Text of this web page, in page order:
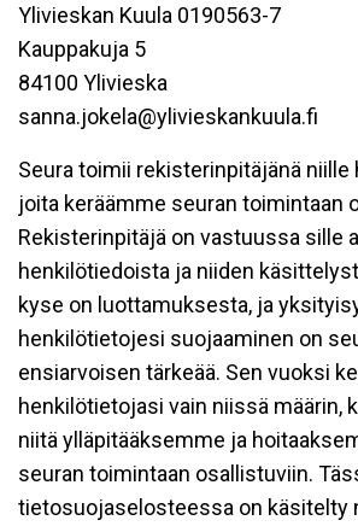
Ylivieskan Kuula 0190563-7
Kauppakuja 5
84100 Ylivieska
sanna.jokela@ylivieskankuula.fi
Seura toimii rekisterinpitäjänä niille
joita keräämme seuran toimintaan
Rekisterinpitäjä on vastuussa sille
henkilötiedoista ja niiden
kyse on luottamuksesta, ja
henkilötietojesi suojaaminen on
ensiarvoisen tärkeää. Sen vuoksi
henkilötietojasi vain niissä määrin,
niitä ylläpitääksemme ja
seuran toimintaan osallistuviin.
tietosuojaselosteessa on käsitelty